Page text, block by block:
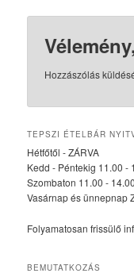
Hozzászólás
TEPSZI ÉTELBÁR
Hétfőtől - ZÁRVA
Kedd - Péntekig 11.00 -
Szombaton 11.00 - 14.00
Vasárnap és ünnepnap
Folyamatosan frissülő
BEMUTATKOZÁS